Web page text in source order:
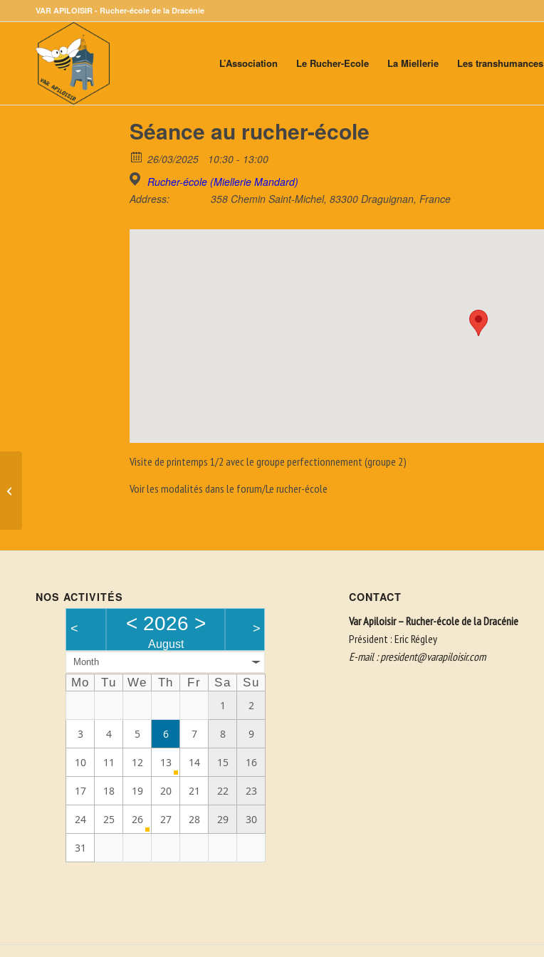
VAR APILOISIR - Rucher-école de la Dracénie
L’Association Le Rucher-Ecole La Miellerie Les transhumances
Séance au rucher-école
26/03/2025
10:30 - 13:00
Rucher-école (Miellerie Mandard)
Address:
358 Chemin Saint-Michel, 83300 Draguignan, France
Visite de printemps 1/2 avec le groupe perfectionnement (groupe 2)
Voir les modalités dans le forum/Le rucher-école
NOS ACTIVITÉS
< < 2026 >
August
>
Month
Mo Tu We Th Fr Sa
Su
1
2
3 4 5 6 7 8 9
10 11 12 13 14 15 16
17 18 19 20 21 22 23
24 25 26 27 28 29 30
31
CONTACT
Var Apiloisir – Rucher-école de la Dracénie
Président : Eric Régley
E-mail :president@varapiloisir.com